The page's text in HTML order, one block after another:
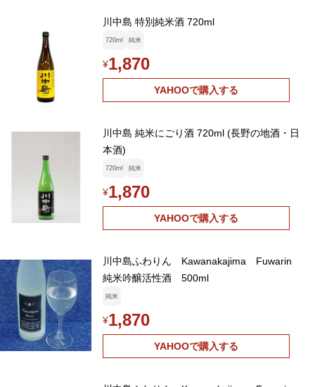
川中島 特別純米酒 720ml
720ml 純米
¥1,870
YAHOOで購入する
川中島 純米にごり酒 720ml (長野の地酒・日
本酒)
720ml 純米
¥1,870
YAHOOで購入する
川中島ふわりん Kawanakajima Fuwarin
純米吟醸活性酒 500ml
純米
¥1,870
YAHOOで購入する